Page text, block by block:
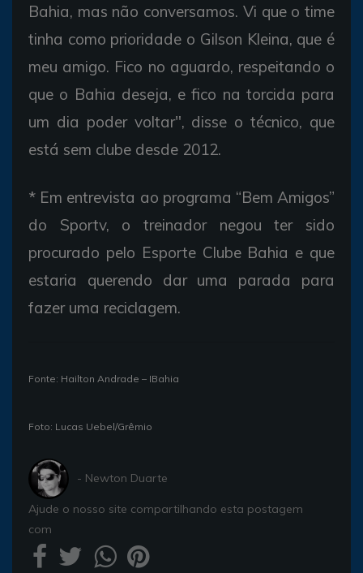
Bahia, mas não conversamos. Vi que o time
tinha como prioridade o Gilson Kleina, que é
meu amigo. Fico no aguardo, respeitando o
que o Bahia deseja, e fico na torcida para
um dia poder voltar", disse o técnico, que
está sem clube desde 2012.
* Em entrevista ao programa “Bem Amigos”
do Sportv, o treinador negou ter sido
procurado pelo Esporte Clube Bahia e que
estaria querendo dar uma parada para
fazer uma reciclagem.
Fonte: Hailton Andrade – IBahia
Foto: Lucas Uebel/Grêmio
- Newton Duarte
Ajude o nosso site compartilhando esta postagem
com